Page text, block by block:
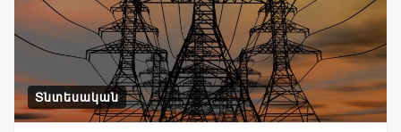
Տնտեսական